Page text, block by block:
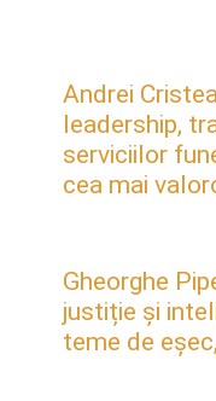
Andrei
leadership,
serviciilor
cea mai
Gheorghe
justiție și
teme de